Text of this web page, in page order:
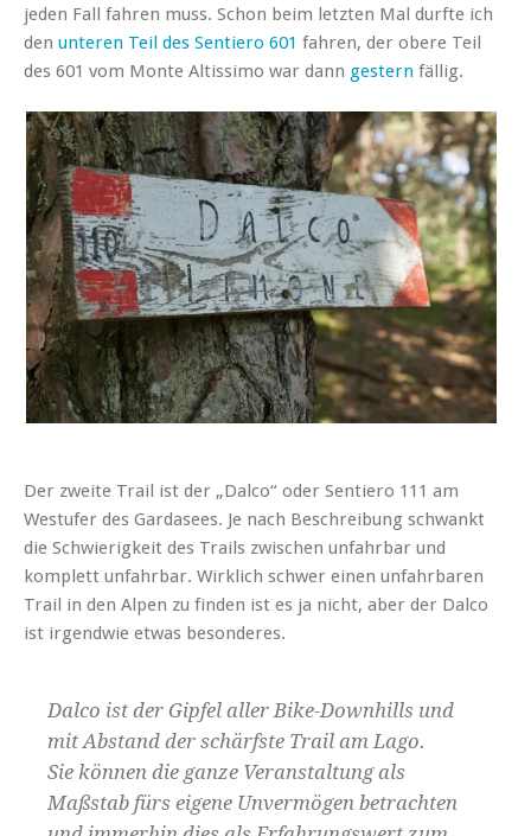
jeden Fall fahren muss. Schon beim letzten Mal durfte ich
den unteren Teil des Sentiero 601 fahren, der obere Teil
des 601 vom Monte Altissimo war dann gestern fällig.
Der zweite Trail ist der „Dalco“ oder Sentiero 111 am
Westufer des Gardasees. Je nach Beschreibung schwankt
die Schwierigkeit des Trails zwischen unfahrbar und
komplett unfahrbar. Wirklich schwer einen unfahrbaren
Trail in den Alpen zu finden ist es ja nicht, aber der Dalco
ist irgendwie etwas besonderes.
Dalco ist der Gipfel aller Bike-Downhills und
mit Abstand der schärfste Trail am Lago.
Sie können die ganze Veranstaltung als
Maßstab fürs eigene Unvermögen betrachten